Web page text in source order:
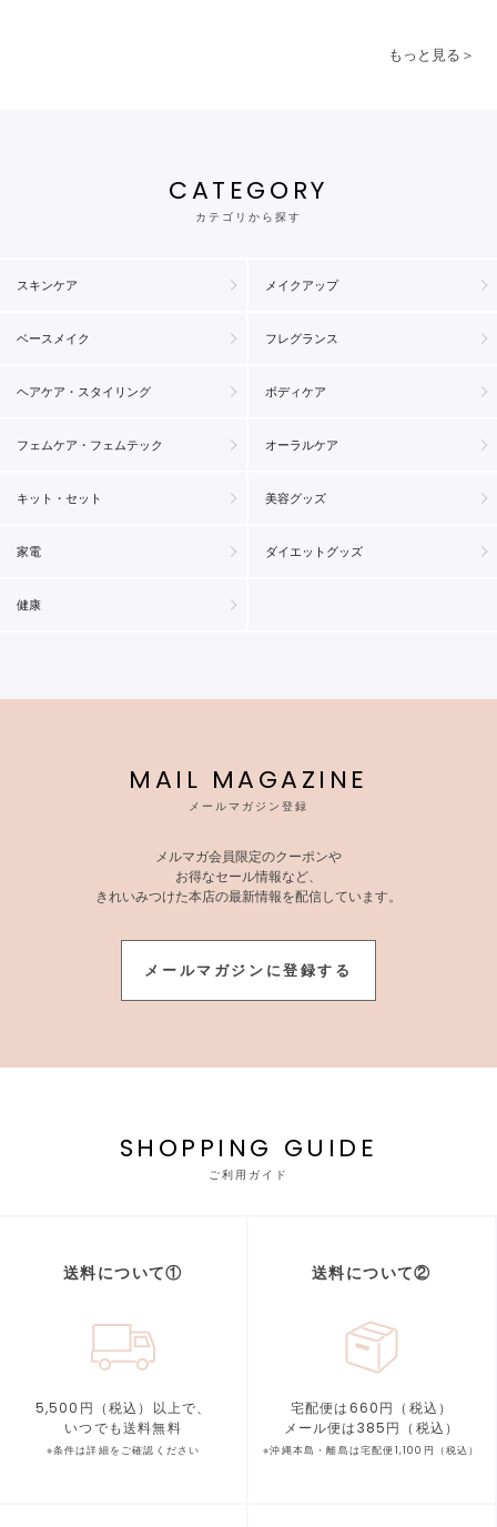
もっと見る＞
CATEGORY
カテゴリから探す
スキンケア メイクアップ
ベースメイク フレグランス
ヘアケア・スタイリング ボディケア
フェムケア・フェムテック オーラルケア
キット・セット 美容グッズ
家電 ダイエットグッズ
健康
MAIL MAGAZINE
メールマガジン登録
メルマガ会員限定のクーポンや
お得なセール情報など、
きれいみつけた本店の最新情報を配信しています。
メールマガジンに登録する
SHOPPING GUIDE
ご利用ガイド
送料について①
5,500円（税込）以上で、
いつでも送料無料
※条件は詳細をご確認ください
送料について②
宅配便は660円（税込）
メール便は385円（税込）
※沖縄本島・離島は宅配便1,100円（税込）